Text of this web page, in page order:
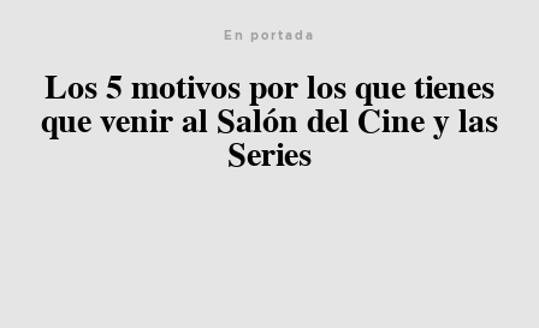
En portada
Los 5 motivos por los que tienes
que venir al Salón del Cine y las
Series